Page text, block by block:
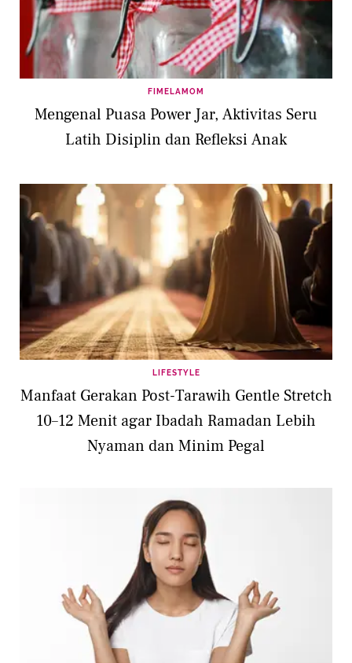
FIMELAMOM
Mengenal Puasa Power Jar, Aktivitas Seru
Latih Disiplin dan Refleksi Anak
LIFESTYLE
Manfaat Gerakan Post-Tarawih Gentle Stretch
10–12 Menit agar Ibadah Ramadan Lebih
Nyaman dan Minim Pegal